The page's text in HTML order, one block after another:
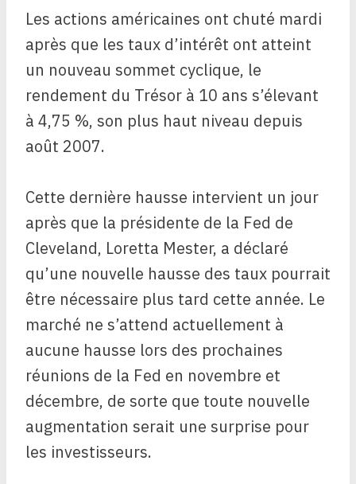
Les actions américaines ont chuté mardi
après que les taux d’intérêt ont atteint
un nouveau sommet cyclique, le
rendement du Trésor à 10 ans s’élevant
à 4,75 %, son plus haut niveau depuis
août 2007.
Cette dernière hausse intervient un jour
après que la présidente de la Fed de
Cleveland, Loretta Mester, a déclaré
qu’une nouvelle hausse des taux pourrait
être nécessaire plus tard cette année. Le
marché ne s’attend actuellement à
aucune hausse lors des prochaines
réunions de la Fed en novembre et
décembre, de sorte que toute nouvelle
augmentation serait une surprise pour
les investisseurs.